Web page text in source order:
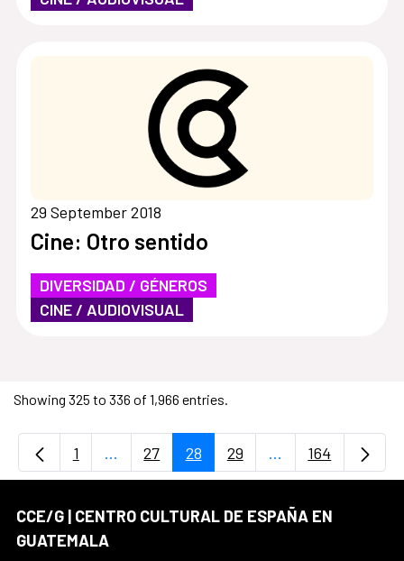
29 September 2018
Cine: Otro sentido
DIVERSIDAD / GÉNEROS
CINE / AUDIOVISUAL
Showing 325 to 336 of 1,966 entries.
Page
1 ...Intermediate Pages Use TAB to navigate.
Page
27 Page
28 Page
29 ...Intermediate
Page
164
CCE/G | CENTRO CULTURAL DE ESPAÑA EN
GUATEMALA